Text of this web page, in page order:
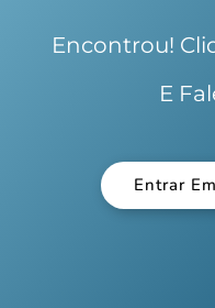
Encontrou!
E
Entrar